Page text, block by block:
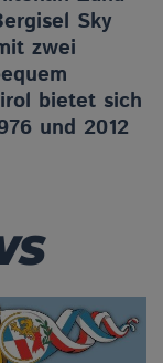
Sky
zwei
bietet sich
und 2012